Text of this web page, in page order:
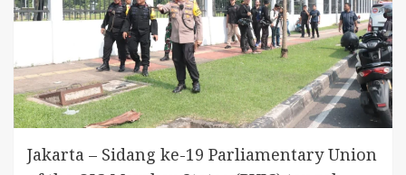
Jakarta – Sidang ke-19 Parliamentary Union